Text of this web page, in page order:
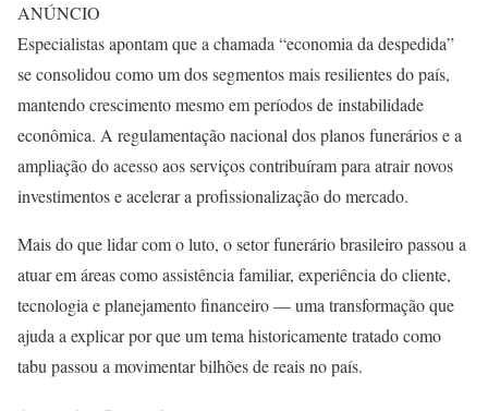
ANÚNCIO
Especialistas apontam que a chamada “economia da despedida”
se consolidou como um dos segmentos mais resilientes do país,
mantendo crescimento mesmo em períodos de instabilidade
econômica. A regulamentação nacional dos planos funerários e a
ampliação do acesso aos serviços contribuíram para atrair novos
investimentos e acelerar a profissionalização do mercado.
Mais do que lidar com o luto, o setor funerário brasileiro passou a
atuar em áreas como assistência familiar, experiência do cliente,
tecnologia e planejamento financeiro — uma transformação que
ajuda a explicar por que um tema historicamente tratado como
tabu passou a movimentar bilhões de reais no país.